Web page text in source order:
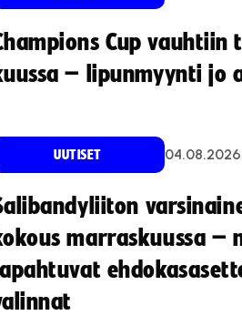
Cup vauhtiin
– lipunmyynti jo
UUTISET 04.08.2026
marraskuussa –